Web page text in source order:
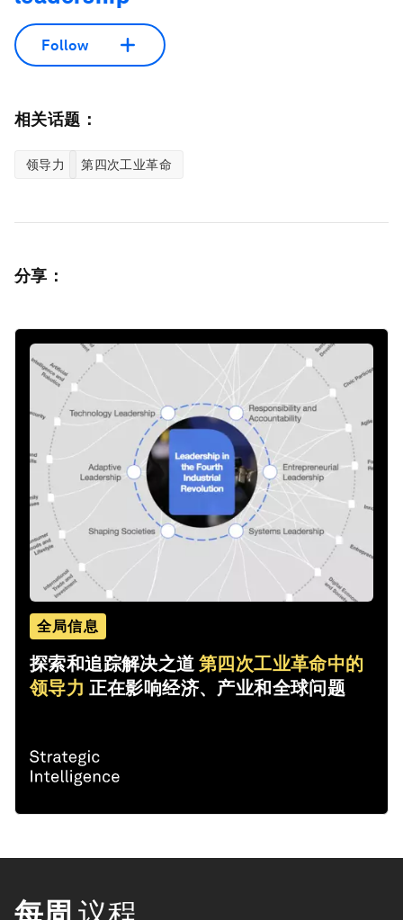
Follow
相关话题：
领导力 第四次工业革命
分享：
全局信息
探索和追踪解决之道第四次工业革命中的
领导力 正在影响经济、产业和全球问题